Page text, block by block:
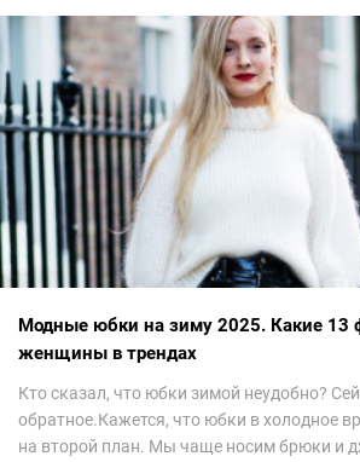
Модные юбки на зиму 2025. Какие 13
женщины в трендах
Кто сказал, что юбки зимой неудобно?
обратное.Кажется, что юбки в холодное
на второй план. Мы чаще носим брюки и